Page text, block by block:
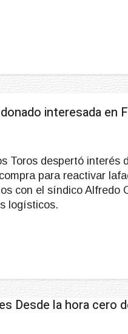
interesada en
Toros despertó interés
para reactivar
con el síndico Alfredo
logísticos.
Desde la hora cero